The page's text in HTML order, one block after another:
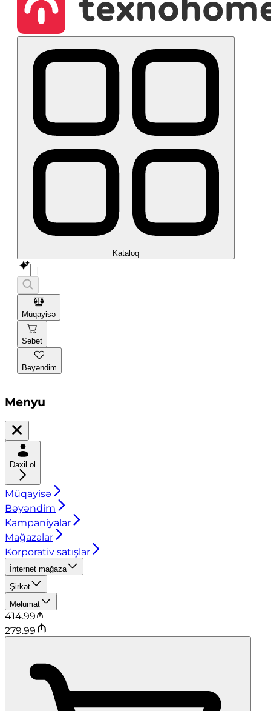
Kataloq
Müqayisə
Səbət
Bəyəndim
Menyu
Daxil ol
Müqayisə
Bəyəndim
Kampaniyalar
Mağazalar
Korporativ satışlar
İnternet mağaza
Şirkət
Məlumat
414.99
279.99